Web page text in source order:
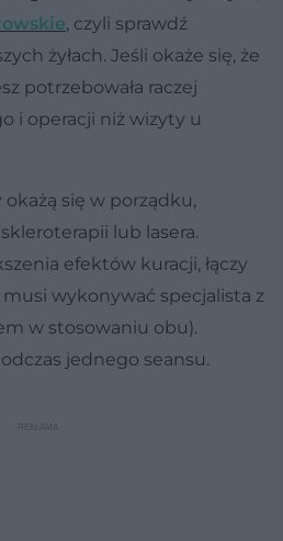
, czyli sprawdź
żyłach. Jeśli okaże się, że
potrzebowała raczej
i operacji niż wizyty u
się w porządku,
lub lasera.
efektów kuracji, łączy
wykonywać specjalista z
w stosowaniu obu).
jednego seansu.